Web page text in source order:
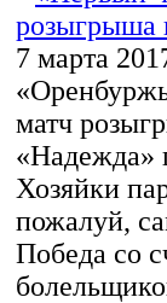
7 марта
матч
«Надежда»
Хозяйки
пожалуй,
Победа со